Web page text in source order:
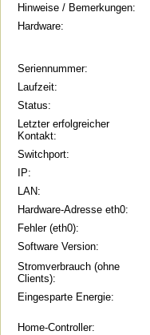
Computer-
Hinweise / Bemerkungen:
Hardware:
Seriennummer:
Laufzeit:
Status:
Letzter erfolgreicher
Kontakt:
Switchport:
IP:
LAN:
Hardware-Adresse eth0:
Fehler (eth0):
Software Version:
Stromverbrauch (ohne
Clients):
Eingesparte Energie:
Home-Controller: